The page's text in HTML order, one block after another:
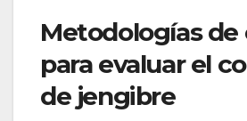
Metodologías de
para evaluar el
de jengibre